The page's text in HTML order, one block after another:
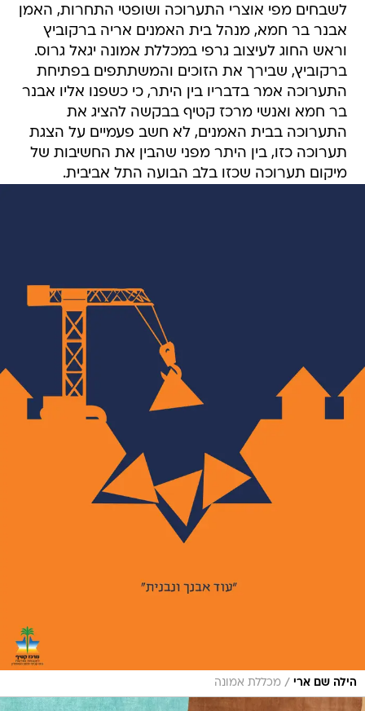
לשבחים מפי אוצרי התערוכה ושופטי התחרות, האמן
אבנר בר חמא, מנהל בית האמנים אריה ברקוביץ
וראש החוג לעיצוב גרפי במכללת אמונה יגאל גרוס.
ברקוביץ, שבירך את הזוכים והמשתתפים בפתיחת
התערוכה אמר בדבריו בין היתר, כי כשפנו אליו אבנר
בר חמא ואנשי מרכז קטיף בבקשה להציג את
התערוכה בבית האמנים, לא חשב פעמיים על הצגת
תערוכה כזו, בין היתר מפני שהבין את החשיבות של
מיקום תערוכה שכזו בלב הבועה התל אביבית.
הילה שם ארי / מכללת אמונה